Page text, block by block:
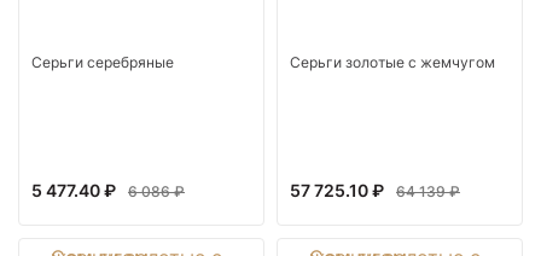
Серьги серебряные
5 477.40 ₽ 6 086 ₽
Серьги золотые с жемчугом
57 725.10 ₽ 64 139 ₽